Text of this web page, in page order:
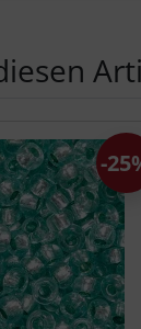
- navigieren
-